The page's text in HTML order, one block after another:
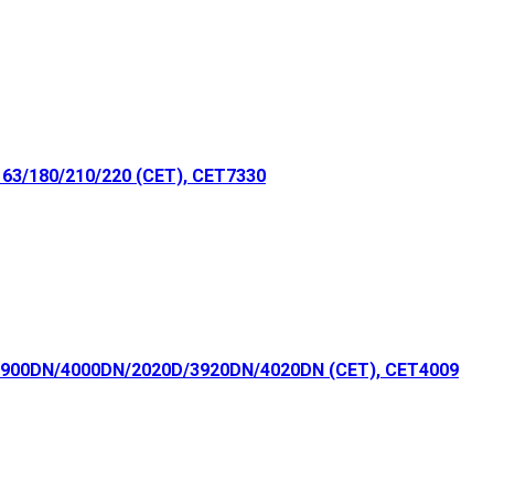
180/210/220 (CET), CET7330
4000DN/2020D/3920DN/4020DN (CET), CET4009